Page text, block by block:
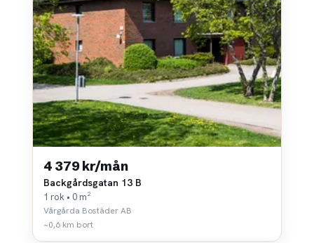
4 379 kr/mån
Backgårdsgatan 13 B
1 rok • 0 m²
Vårgårda Bostäder AB
~0,6 km bort